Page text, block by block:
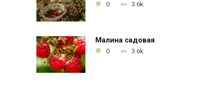
0 3.6k.
Малина садовая
0 3.6k.